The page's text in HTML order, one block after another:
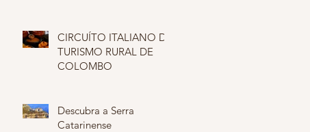
CIRCUÍTO ITALIANO DE
TURISMO RURAL DE
COLOMBO
Descubra a Serra
Catarinense